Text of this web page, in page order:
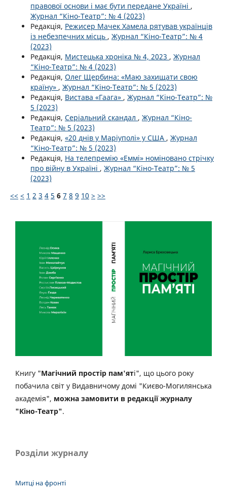
правової основи і має бути передане Україні ,
Журнал “Кіно-Театр”: № 4 (2023)
Редакція, Режисер Мачек Хамела рятував українців
із небезпечних місць , Журнал “Кіно-Театр”: № 4
(2023)
Редакція, Мистецька хроніка № 4, 2023 , Журнал
“Кіно-Театр”: № 4 (2023)
Редакція, Олег Щербина: «Маю захищати свою
країну» , Журнал “Кіно-Театр”: № 5 (2023)
Редакція, Вистава «Гаага» , Журнал “Кіно-Театр”: №
5 (2023)
Редакція, Серіальний скандал , Журнал “Кіно-
Театр”: № 5 (2023)
Редакція, «20 днів у Маріуполі» у США , Журнал
“Кіно-Театр”: № 5 (2023)
Редакція, На телепремію «Еммі» номіновано стрічку
про війну в Україні , Журнал “Кіно-Театр”: № 5
(2023)
<< < 1 2 3 4 5 6 7 8 9 10 > >>
Книгу "Магічний простір пам'яті", що цього року
побачила світ у Видавничому домі "Києво-Могилянська
академія", можна замовити в редакції журналу
"Кіно-Театр".
Розділи журналу
Митці на фронті